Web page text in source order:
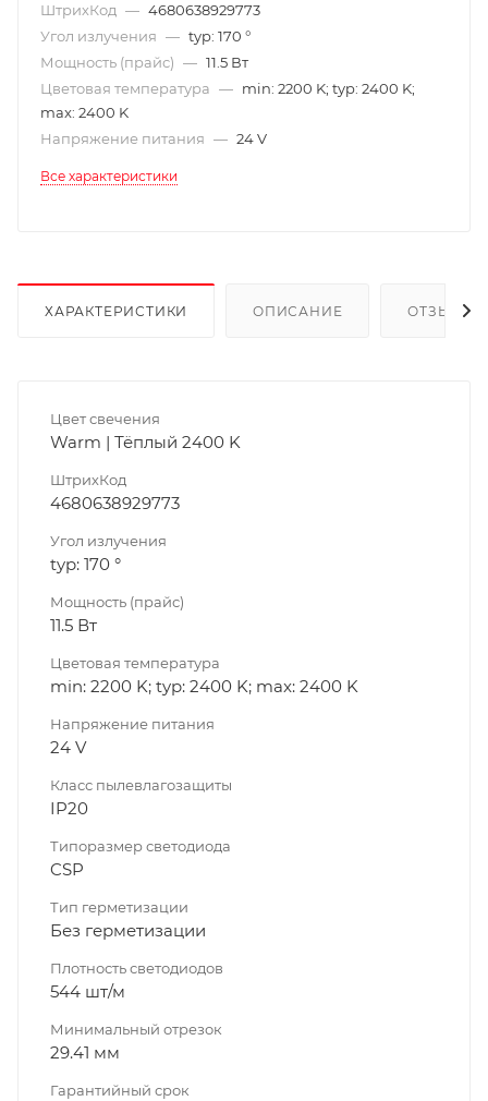
ШтрихКод — 4680638929773
Угол излучения — typ: 170 °
Мощность (прайс) — 11.5 Вт
Цветовая температура — min: 2200 K; typ: 2400 K;
max: 2400 K
Напряжение питания — 24 V
Все характеристики
ХАРАКТЕРИСТИКИ ОПИСАНИЕ ОТЗЫВЫ
Цвет свечения
Warm | Тёплый 2400 K
ШтрихКод
4680638929773
Угол излучения
typ: 170 °
Мощность (прайс)
11.5 Вт
Цветовая температура
min: 2200 K; typ: 2400 K; max: 2400 K
Напряжение питания
24 V
Класс пылевлагозащиты
IP20
Типоразмер светодиода
CSP
Тип герметизации
Без герметизации
Плотность светодиодов
544 шт/м
Минимальный отрезок
29.41 мм
Гарантийный срок